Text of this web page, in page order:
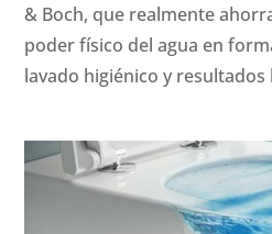
& Boch, que realmente
poder físico del agua en
lavado higiénico y resultados